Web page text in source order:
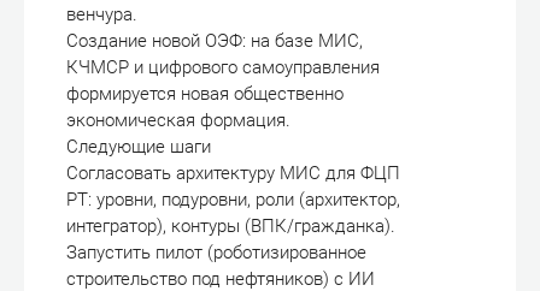
венчура.
Создание новой ОЭФ: на базе МИС,
КЧМСР и цифрового самоуправления
формируется новая общественно
экономическая формация.
Следующие шаги
Согласовать архитектуру МИС для ФЦП
РТ: уровни, подуровни, роли (архитектор,
интегратор), контуры (ВПК/гражданка).
Запустить пилот (роботизированное
строительство под нефтяников) с ИИ